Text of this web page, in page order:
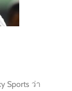
Sports ว่า